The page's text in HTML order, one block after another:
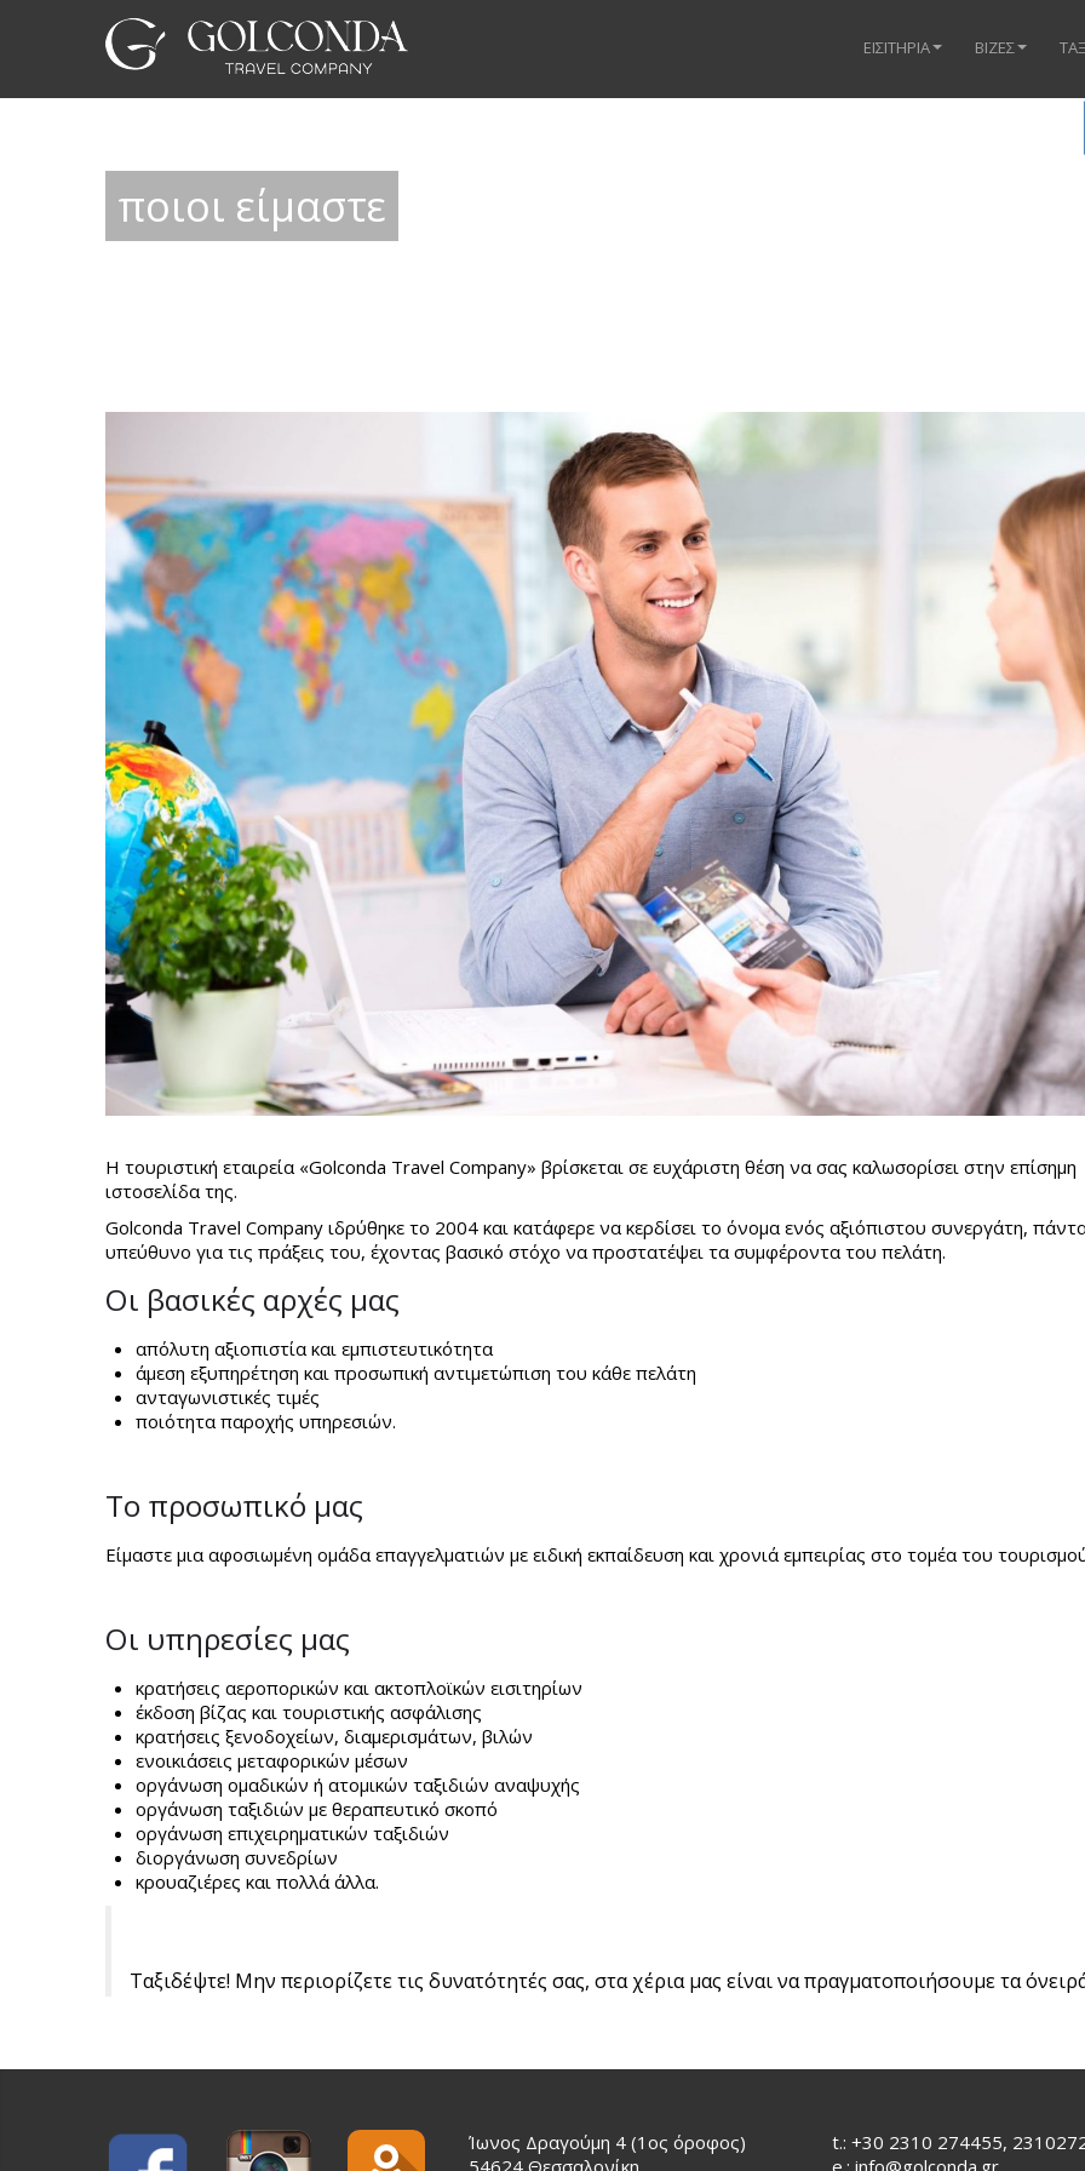
ΕΙΣΙΤΗΡΙΑ ΒΙΖΕΣ
ποιοι είμαστε
H τουριστική εταιρεία «Golconda Travel Company» βρίσκεται σε ευχάριστη θέση να σας καλωσορίσει στην επίσημη
ιστοσελίδα της.
Golconda Travel Company ιδρύθηκε το 2004 και κατάφερε να κερδίσει το όνομα ενός αξιόπιστου συνεργάτη,
υπεύθυνο για τις πράξεις του, έχοντας βασικό στόχο να προστατέψει τα συμφέροντα του πελάτη.
Οι βασικές αρχές μας
απόλυτη αξιοπιστία και εμπιστευτικότητα
άμεση εξυπηρέτηση και προσωπική αντιμετώπιση του κάθε πελάτη
ανταγωνιστικές τιμές
ποιότητα παροχής υπηρεσιών.
Το προσωπικό μας
Είμαστε μια αφοσιωμένη ομάδα επαγγελματιών με ειδική εκπαίδευση και χρονιά εμπειρίας στο τομέα του
Οι υπηρεσίες μας
κρατήσεις αεροπορικών και ακτοπλοϊκών εισιτηρίων
έκδοση βίζας και τουριστικής ασφάλισης
κρατήσεις ξενοδοχείων, διαμερισμάτων, βιλών
ενοικιάσεις μεταφορικών μέσων
οργάνωση ομαδικών ή ατομικών ταξιδιών αναψυχής
οργάνωση ταξιδιών με θεραπευτικό σκοπό
οργάνωση επιχειρηματικών ταξιδιών
διοργάνωση συνεδρίων
κρουαζιέρες και πολλά άλλα.
Ταξιδέψτε! Μην περιορίζετε τις δυνατότητές σας, στα χέρια μας είναι να πραγματοποιήσουμε τα
Ίωνος Δραγούμη 4 (1ος όροφος)
54624 Θεσσαλονίκη
t.: +30 2310 274455,
e.: info@golconda.gr